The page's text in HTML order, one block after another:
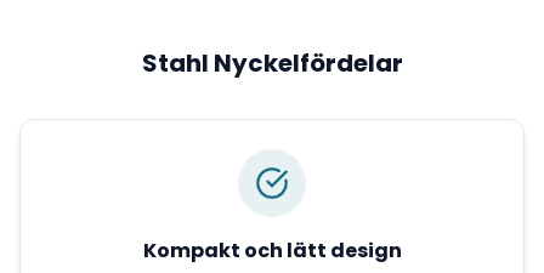
Stahl Nyckelfördelar
Kompakt och lätt design